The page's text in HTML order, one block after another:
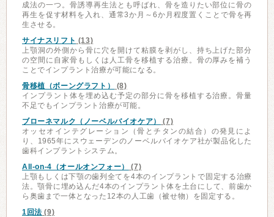
成法の一つ。骨誘導再生法とも呼ばれ、骨を造りたい部位に骨の
再生を促す材料を入れ、通常3か月～6か月程度置くことで骨を再
生させる。
サイナスリフト (13)
上顎洞の外側から骨に穴を開けて粘膜を剥がし、持ち上げた部分
の空間に自家骨もしくは人工骨を移植する治療。骨の厚みを補う
ことでインプラント治療が可能になる。
骨移植（ボーングラフト）
(8)
インプラント体を埋め込む予定の部分に骨を移植する治療。骨量
不足でもインプラント治療が可能。
ブローネマルク（ノーベルバイオケア）
(7)
オッセオインテグレーション（骨とチタンの結合）の発見によ
り、1965年にスウェーデンのノーベルバイオケア社が製品化した
歯科インプラントシステム。
All-on-4（オールオンフォー）
(7)
上顎もしくは下顎の歯列全てを4本のインプラントで固定する治療
法。顎骨に埋め込んだ4本のインプラント体を土台にして、前歯か
ら奥歯まで一体となった12本の人工歯（被せ物）を固定する。
1回法 (9)